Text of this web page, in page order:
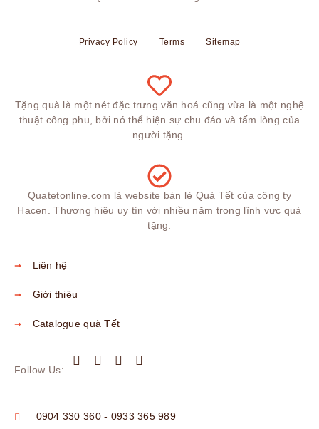
Privacy Policy Terms Sitemap
Tặng quà là một nét đặc trưng văn hoá cũng vừa là một nghệ
thuật công phu, bởi nó thể hiện sự chu đáo và tấm lòng của
người tặng.
Quatetonline.com là website bán lẻ Quà Tết của công ty
Hacen. Thương hiệu uy tín với nhiều năm trong lĩnh vực quà
tặng.
Liên hệ
Giới thiệu
Catalogue quà Tết
Follow Us:
0904 330 360 - 0933 365 989